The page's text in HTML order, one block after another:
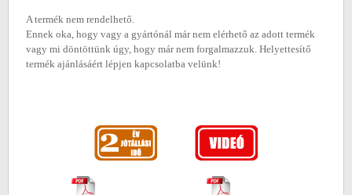
A termék nem rendelhető.
Ennek oka, hogy vagy a gyártónál már nem elérhető az adott termék
vagy mi döntöttünk úgy, hogy már nem forgalmazzuk. Helyettesítő
termék ajánlásáért lépjen kapcsolatba velünk!